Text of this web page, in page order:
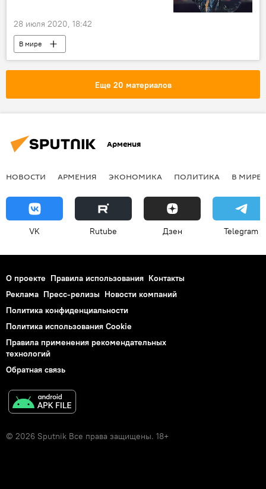
28 июля 2020, 18:42
В мире
Еще 20 материалов
Армения
НОВОСТИ АРМЕНИЯ ЭКОНОМИКА ПОЛИТИКА В МИРЕ
VK Rutube Дзен Telegram
О проекте Правила использования Контакты
Реклама Пресс-релизы Новости компаний
Политика конфиденциальности
Политика использования Cookie
Правила применения рекомендательных
технологий
Обратная связь
© 2026 Sputnik Все права защищены. 18+